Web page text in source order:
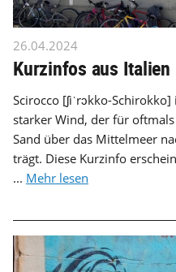
26.04.2024
Kurzinfos aus
Scirocco [ʃiˈrɔkko-
starker Wind, der für
Sand über das Mittelmeer
trägt. Diese Kurzinfo
... Mehr lesen